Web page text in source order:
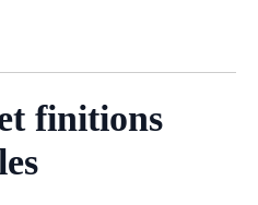
finitions